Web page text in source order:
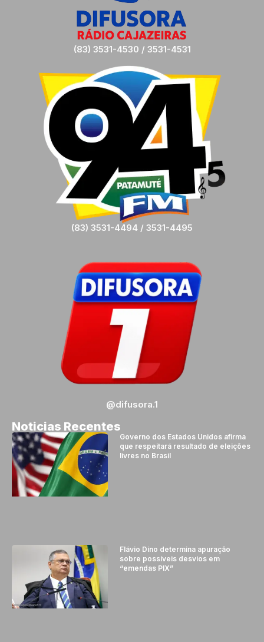
(83) 3531-4530 / 3531-4531
(83) 3531-4494 / 3531-4495
@difusora.1
Noticias Recentes
Governo dos Estados Unidos afirma
que respeitará resultado de eleições
livres no Brasil
Flávio Dino determina apuração
sobre possíveis desvios em
“emendas PIX”